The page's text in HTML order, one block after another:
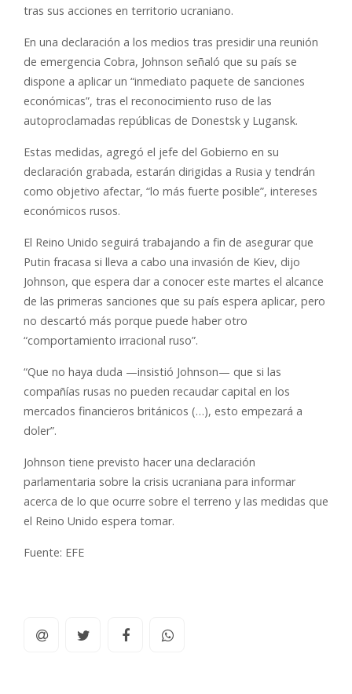
tras sus acciones en territorio ucraniano.
En una declaración a los medios tras presidir una reunión
de emergencia Cobra, Johnson señaló que su país se
dispone a aplicar un “inmediato paquete de sanciones
económicas”, tras el reconocimiento ruso de las
autoproclamadas repúblicas de Donestsk y Lugansk.
Estas medidas, agregó el jefe del Gobierno en su
declaración grabada, estarán dirigidas a Rusia y tendrán
como objetivo afectar, “lo más fuerte posible”, intereses
económicos rusos.
El Reino Unido seguirá trabajando a fin de asegurar que
Putin fracasa si lleva a cabo una invasión de Kiev, dijo
Johnson, que espera dar a conocer este martes el alcance
de las primeras sanciones que su país espera aplicar, pero
no descartó más porque puede haber otro
“comportamiento irracional ruso”.
“Que no haya duda —insistió Johnson— que si las
compañías rusas no pueden recaudar capital en los
mercados financieros británicos (…), esto empezará a
doler”.
Johnson tiene previsto hacer una declaración
parlamentaria sobre la crisis ucraniana para informar
acerca de lo que ocurre sobre el terreno y las medidas que
el Reino Unido espera tomar.
Fuente: EFE